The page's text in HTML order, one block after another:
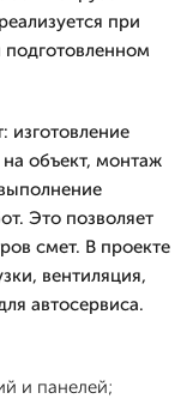
при
объект, монтаж
Это позволяет
смет. В проекте
вентиляция,
автосервиса.
и панелей;